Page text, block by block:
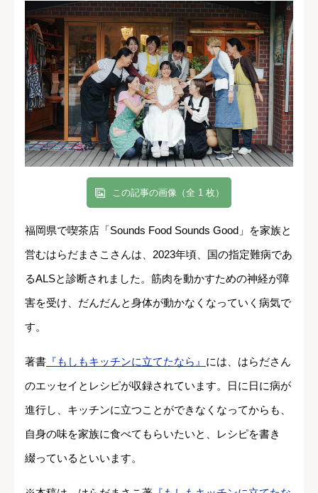
この記事の画像（全 1 枚）
福岡県で喫茶店「Sounds Food Sounds Good」を家族と
営むはらだまさこさんは、2023年頃、国の指定難病であ
るALSと診断されました。筋肉を動かすための神経が障
害を受け、だんだんと身体が動かなくなっていく病気で
す。
著書 『もしもキッチンに立てたなら』 には、はらださん
のエッセイとレシピが収録されています。日に日に病が
進行し、キッチンに立つことができなくなってからも、
自身の味を家族に食べてもらいたいと、レシピを書き
綴っているといいます。